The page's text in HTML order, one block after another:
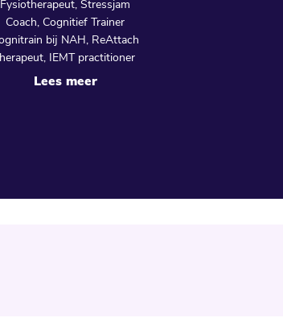
Fysiotherapeut, Stressjam
Coach, Cognitief Trainer
bij NAH, ReAttach
IEMT practitioner
Lees meer